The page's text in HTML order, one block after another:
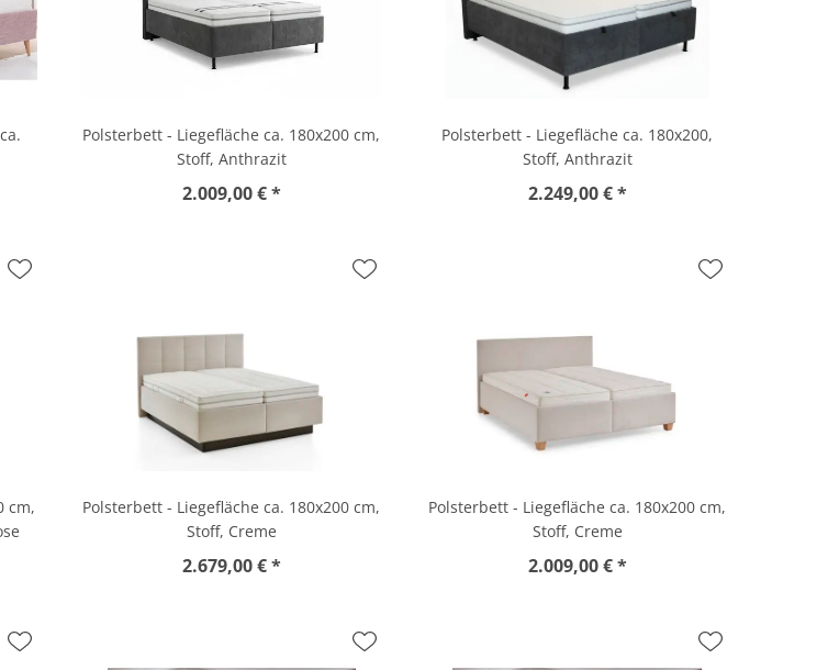
Polsterbett - Liegefläche ca. 180x200 cm,
Stoff, Anthrazit
2.009,00 € *
Polsterbett - Liegefläche ca. 180x200,
Stoff, Anthrazit
2.249,00 € *
cm,
Polsterbett - Liegefläche ca. 180x200 cm,
Stoff, Creme
2.679,00 € *
Polsterbett - Liegefläche ca. 180x200 cm,
Stoff, Creme
2.009,00 € *